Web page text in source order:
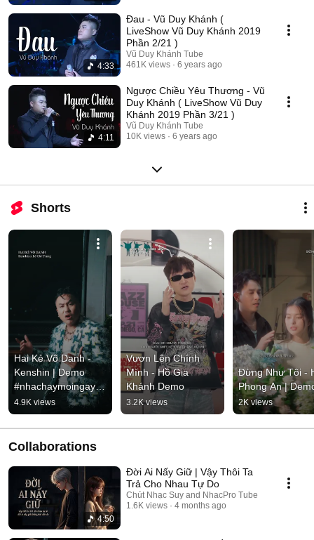
4:33
Đau - Vũ Duy Khánh (
LiveShow Vũ Duy Khánh 2019
Phần 2/21 )
Vũ Duy Khánh Tube
461K views
6 years ago
4:11
Ngược Chiều Yêu Thương - Vũ
Duy Khánh ( LiveShow Vũ Duy
Khánh 2019 Phần 3/21 )
Vũ Duy Khánh Tube
10K views
6 years ago
Shorts
Hai Kẻ Vô Danh -
Kenshin | Demo
#nhachaymoingay
#tamtrang
4.9K views
Vươn Lên Chính
Mình - Hồ Gia
Khánh Demo
3.2K views
Đừng Như Tôi -
Phong An |
2K views
Collaborations
4:50
Đời Ai Nấy Giữ | Vậy Thôi Ta
Trả Cho Nhau Tự Do
Chút Nhạc Suy and NhacPro Tube
1.6K views
4 months ago